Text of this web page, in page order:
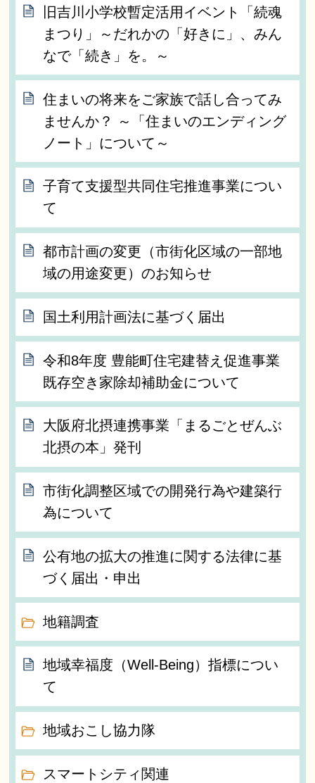
旧吉川小学校暫定活用イベント「続魂
まつり」～だれかの「好きに」、みん
なで「続き」を。～
住まいの将来をご家族で話し合ってみ
ませんか？ ～「住まいのエンディング
ノート」について～
子育て支援型共同住宅推進事業につい
て
都市計画の変更（市街化区域の一部地
域の用途変更）のお知らせ
国土利用計画法に基づく届出
令和8年度 豊能町住宅建替え促進事業
既存空き家除却補助金について
大阪府北摂連携事業「まるごとぜんぶ
北摂の本」発刊
市街化調整区域での開発行為や建築行
為について
公有地の拡大の推進に関する法律に基
づく届出・申出
地籍調査
地域幸福度（Well-Being）指標につい
て
地域おこし協力隊
スマートシティ関連